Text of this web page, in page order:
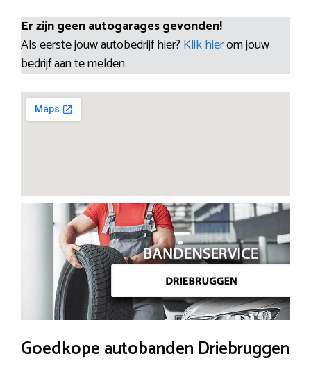
Er zijn geen autogarages gevonden!
Als eerste jouw autobedrijf hier? Klik hierom jouw
bedrijf aan te melden
Goedkope autobanden Driebruggen